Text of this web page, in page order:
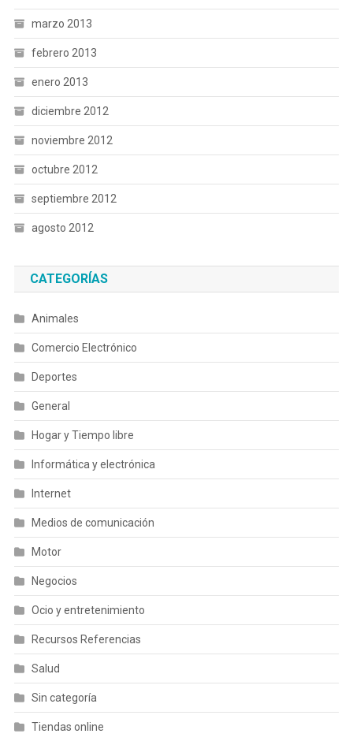
marzo 2013
febrero 2013
enero 2013
diciembre 2012
noviembre 2012
octubre 2012
septiembre 2012
agosto 2012
CATEGORÍAS
Animales
Comercio Electrónico
Deportes
General
Hogar y Tiempo libre
Informática y electrónica
Internet
Medios de comunicación
Motor
Negocios
Ocio y entretenimiento
Recursos Referencias
Salud
Sin categoría
Tiendas online